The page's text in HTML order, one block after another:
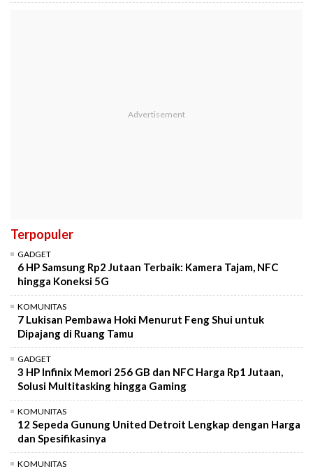
Terpopuler
GADGET
6 HP Samsung Rp2 Jutaan Terbaik: Kamera Tajam, NFC
hingga Koneksi 5G
KOMUNITAS
7 Lukisan Pembawa Hoki Menurut Feng Shui untuk
Dipajang di Ruang Tamu
GADGET
3 HP Infinix Memori 256 GB dan NFC Harga Rp1 Jutaan,
Solusi Multitasking hingga Gaming
KOMUNITAS
12 Sepeda Gunung United Detroit Lengkap dengan Harga
dan Spesifikasinya
KOMUNITAS